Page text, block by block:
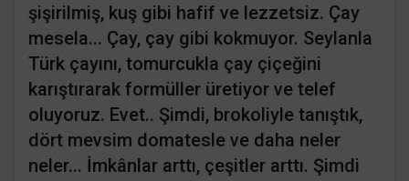
şişirilmiş, kuş gibi hafif ve lezzetsiz. Çay
mesela... Çay, çay gibi kokmuyor. Seylanla
Türk çayını, tomurcukla çay çiçeğini
karıştırarak formüller üretiyor ve telef
oluyoruz. Evet.. Şimdi, brokoliyle tanıştık,
dört mevsim domatesle ve daha neler
neler... İmkânlar arttı, çeşitler arttı. Şimdi